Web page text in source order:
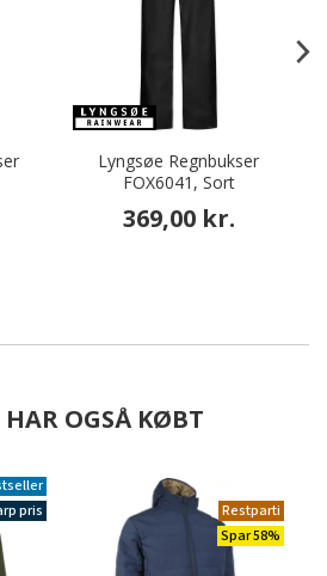
Lyngsøe Regnbukser
FOX6041, Sort
369,00 kr.
OGSÅ KØBT
pris
Restparti
Spar 58%